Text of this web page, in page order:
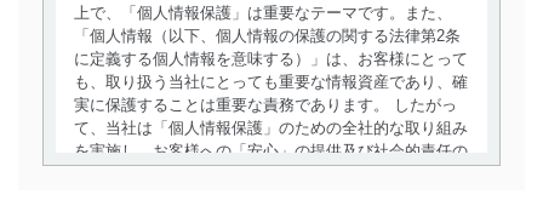
上で、「個人情報保護」は重要なテーマです。また、
「個人情報（以下、個人情報の保護の関する法律第2条
に定義する個人情報を意味する）」は、お客様にとって
も、取り扱う当社にとっても重要な情報資産であり、確
実に保護することは重要な責務であります。 したがっ
て、当社は「個人情報保護」のための全社的な取り組み
を実施し、お客様への「安心」の提供及び社会的責任の